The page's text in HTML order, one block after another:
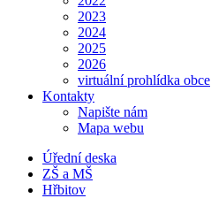
2023
2024
2025
2026
virtuální prohlídka obce
Kontakty
Napište nám
Mapa webu
Úřední deska
ZŠ a MŠ
Hřbitov